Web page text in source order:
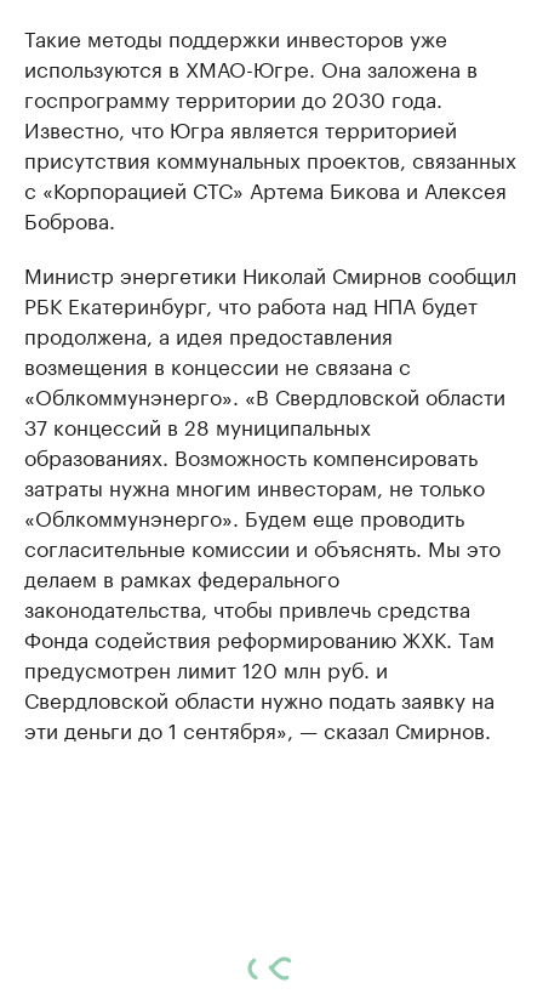
Такие методы поддержки инвесторов уже
используются в ХМАО-Югре. Она заложена в
госпрограмму территории до 2030 года.
Известно, что Югра является территорией
присутствия коммунальных проектов, связанных
с «Корпорацией СТС» Артема Бикова и Алексея
Боброва.
Министр энергетики Николай Смирнов сообщил
РБК Екатеринбург, что работа над НПА будет
продолжена, а идея предоставления
возмещения в концессии не связана с
«Облкоммунэнерго». «В Свердловской области
37 концессий в 28 муниципальных
образованиях. Возможность компенсировать
затраты нужна многим инвесторам, не только
«Облкоммунэнерго». Будем еще проводить
согласительные комиссии и объяснять. Мы это
делаем в рамках федерального
законодательства, чтобы привлечь средства
Фонда содействия реформированию ЖХК. Там
предусмотрен лимит 120 млн руб. и
Свердловской области нужно подать заявку на
эти деньги до 1 сентября», — сказал Смирнов.